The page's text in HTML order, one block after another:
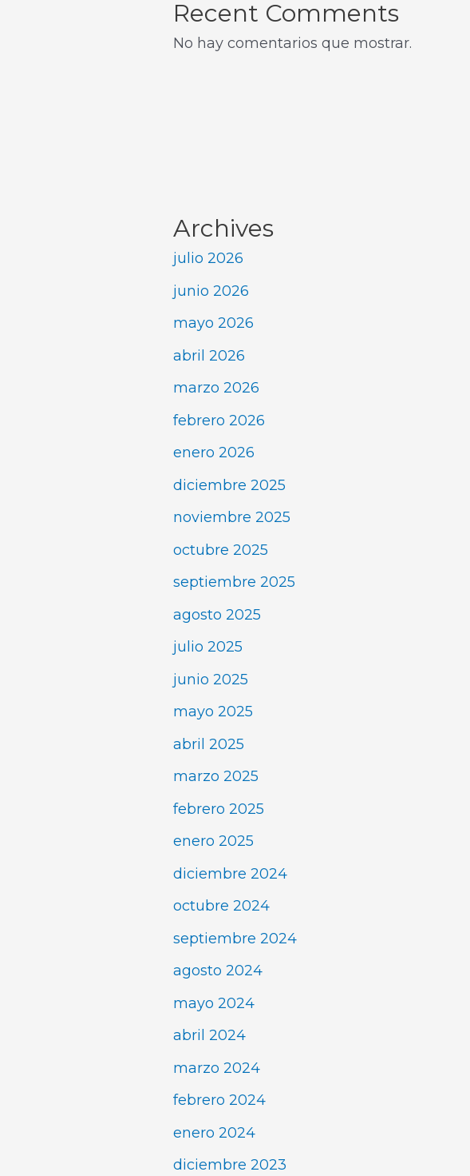
Recent Comments
No hay comentarios que mostrar.
Archives
julio 2026
junio 2026
mayo 2026
abril 2026
marzo 2026
febrero 2026
enero 2026
diciembre 2025
noviembre 2025
octubre 2025
septiembre 2025
agosto 2025
julio 2025
junio 2025
mayo 2025
abril 2025
marzo 2025
febrero 2025
enero 2025
diciembre 2024
octubre 2024
septiembre 2024
agosto 2024
mayo 2024
abril 2024
marzo 2024
febrero 2024
enero 2024
diciembre 2023